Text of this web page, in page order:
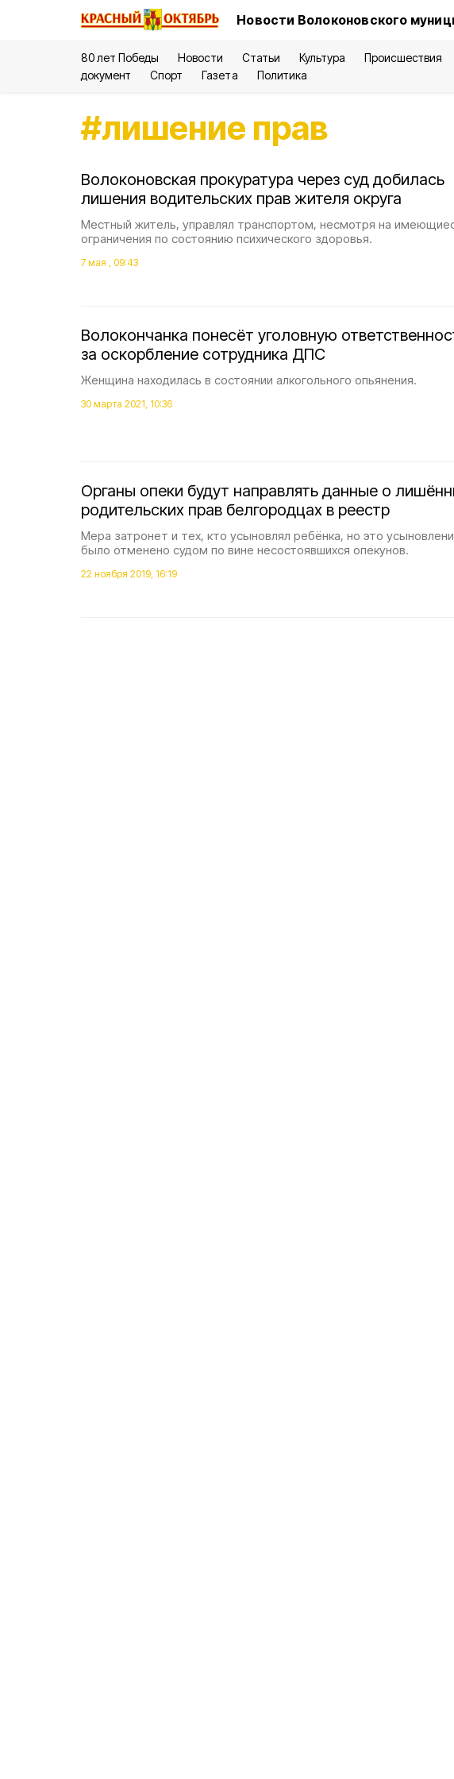
Новости Волоконовского
80 лет Победы Новости Статьи Культура Происшествия
документ
Спорт Газета Политика
#лишение прав
Волоконовская прокуратура через суд добилась
лишения водительских прав жителя округа
Местный житель, управлял транспортом, несмотря на
ограничения по состоянию психического здоровья.
7 мая , 09:43
Волокончанка понесёт уголовную
за оскорбление сотрудника ДПС
Женщина находилась в состоянии алкогольного опьянения.
30 марта 2021, 10:36
Органы опеки будут направлять данные о
родительских прав белгородцах в реестр
Мера затронет и тех, кто усыновлял ребёнка, но это
было отменено судом по вине несостоявшихся опекунов.
22 ноября 2019, 16:19